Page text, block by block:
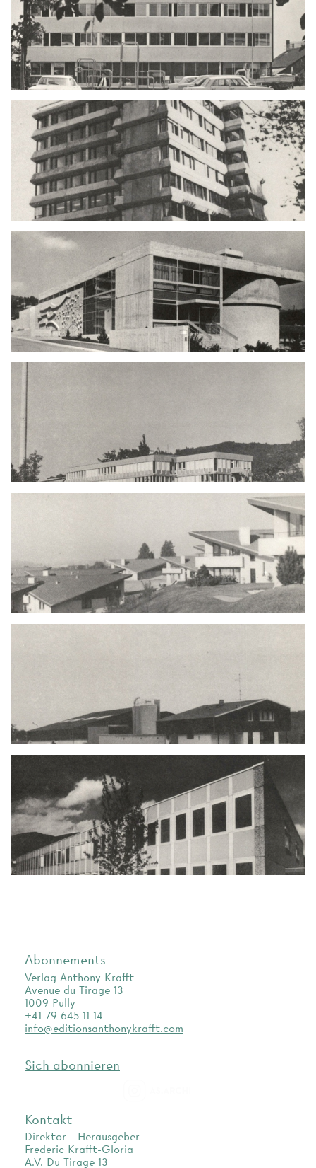
Abonnements
Verlag Anthony Krafft
Avenue du Tirage 13
1009 Pully
+41 79 645 11 14
info@editionsanthonykrafft.com
Sich abonnieren
Kontakt
Direktor - Herausgeber
Frederic Krafft-Gloria
A.V. Du Tirage 13